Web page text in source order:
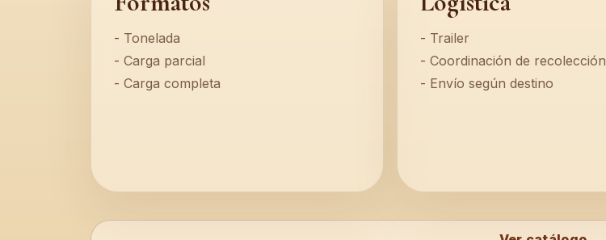
Tonelada
Carga parcial
Carga completa
Trailer
Coordinación de recolección
Envío según destino